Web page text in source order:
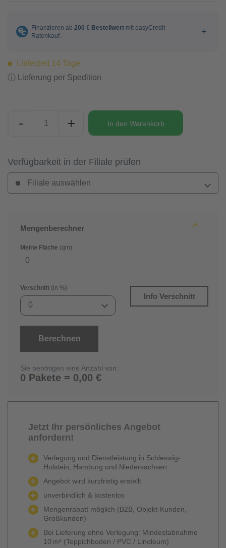
Lieferzeit 14 Tage
ⓘ Lieferung per Spedition
- + In den Warenkorb
Verfügbarkeit in der Filiale prüfen
Filiale auswählen
Mengenberechner
Meine Fläche (qm)
Verschnitt (in %)
0
Info Verschnitt
Berechnen
Sie benötigen eine Anzahl von:
0 Pakete = 0,00 €
Jetzt Ihr persönliches Angebot
anfordern!
Verlegung und Dienstleistung in Schleswig-
Holstein, Hamburg und Niedersachsen
Angebot wird kurzfristig erstellt
unverbindlich & kostenlos
Mengenrabatt möglich (B2B, Objekt-Kunden,
Großkunden)
Bei Lieferung ohne Verlegung: Mindestabnahme
10 m² (Teppichboden / PVC / Linoleum)